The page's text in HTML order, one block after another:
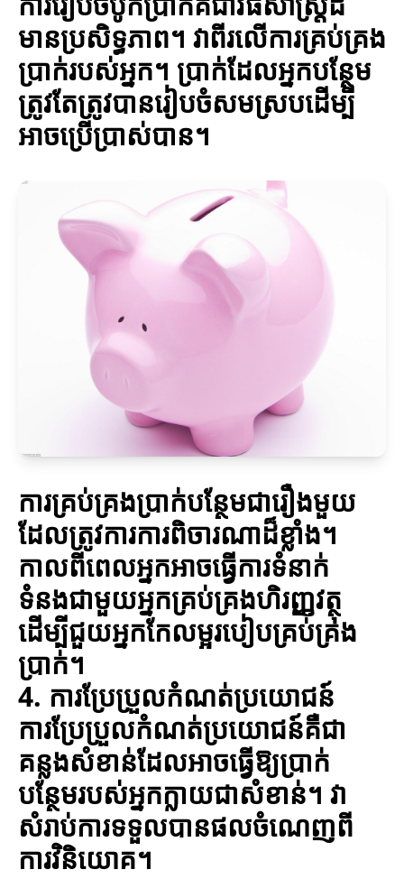
មានប្រសិទ្ធភាព។ វាពីរលើការគ្រប់គ្រង
ប្រាក់របស់អ្នក។ ប្រាក់ដែលអ្នកបន្ថែម
ត្រូវតែត្រូវបានរៀបចំសមស្របដើម្បី
អាចប្រើប្រាស់បាន។
ការគ្រប់គ្រងប្រាក់បន្ថែមជារឿងមួយ
ដែលត្រូវការការពិចារណាដ៏ខ្លាំង។
កាលពីពេលអ្នកអាចធ្វើការទំនាក់
ទំនងជាមួយអ្នកគ្រប់គ្រងហិរញ្ញវត្ថុ
ដើម្បីជួយអ្នកកែលម្អរបៀបគ្រប់គ្រង
ប្រាក់។
4. ការប្រែប្រួលកំណត់ប្រយោជន៍
ការប្រែប្រួលកំណត់ប្រយោជន៍គឺជា
គន្លងសំខាន់ដែលអាចធ្វើឱ្យប្រាក់
បន្ថែមរបស់អ្នកក្លាយជាសំខាន់។ វា
សំរាប់ការទទួលបានផលចំណេញពី
ការវិនិយោគ។